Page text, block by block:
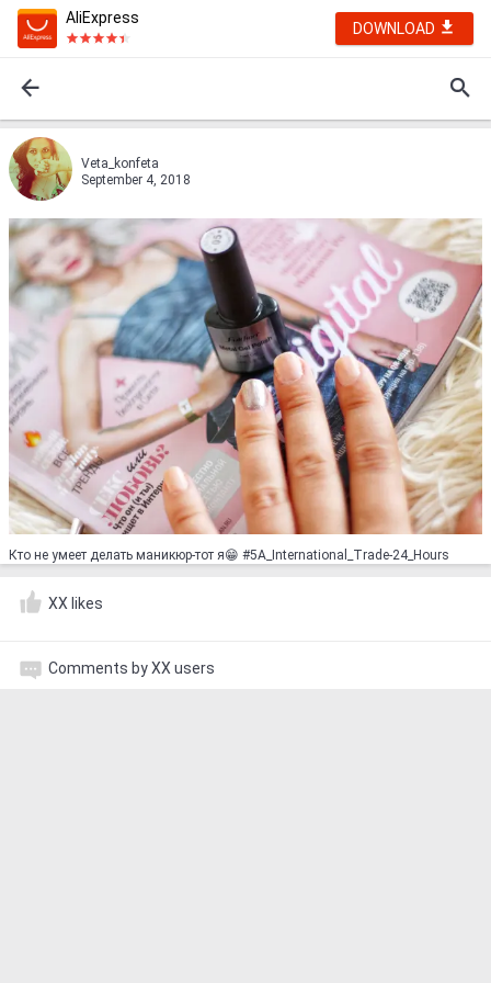
AliExpress
DOWNLOAD
Veta_konfeta
September 4, 2018
Кто не умеет делать маникюр-тот я😁 #5A_International_Trade-24_Hours
XX likes
Comments by XX users